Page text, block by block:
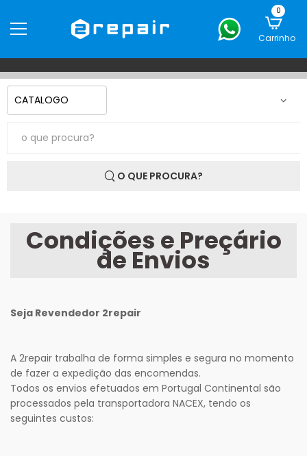
Carrinho
0
O QUE PROCURA?
Condições e Preçário
de Envios
Seja Revendedor 2repair
A 2repair trabalha de forma simples e segura no momento
de fazer a expedição das encomendas.
Todos os envios efetuados em Portugal Continental são
processados pela transportadora NACEX, tendo os
seguintes custos: